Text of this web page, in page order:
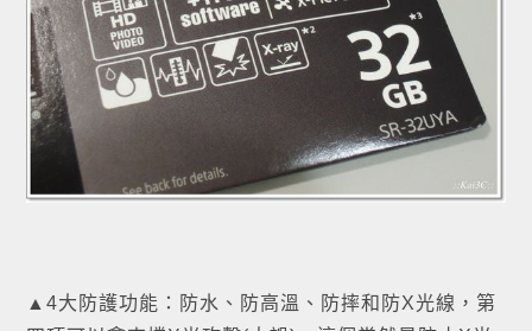
▲4大防護功能：防水、防高溫、防摔和防X光線，第